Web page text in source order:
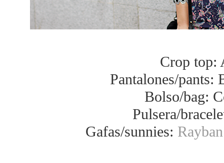
Crop top:
Pantalones/pants:
Bolso/bag:
Pulsera/
Gafas/sunnies: